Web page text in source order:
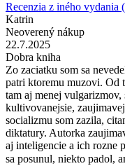
Recenzia z iného vydania
Katrin
Neoverený nákup
22.7.2025
Dobra kniha
Zo zaciatku som sa
patri ktoremu muzovi. Od
tam aj menej vulgarizmov,
kultivovanejsie,
socializmu som zazila,
diktatury. Autorka
aj inteligencie a ich rozne
sa posunul, niekto padol,